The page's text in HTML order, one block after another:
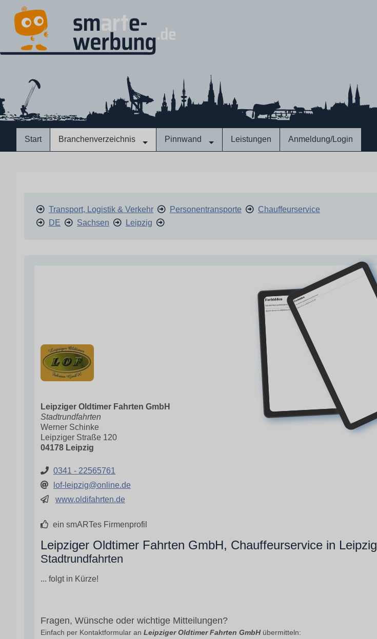
Start Branchenverzeichnis Pinnwand Leistungen Anmeldung/Login
Transport, Logistik & Verkehr Personentransporte
Chauffeurservice
DE
Sachsen Leipzig
Leipziger Oldtimer Fahrten GmbH
Stadtrundfahrten
Werner Schinke
Leipziger Straße 120
04178 Leipzig
0341 - 22565761
lof-leipzig@online.de
www.oldifahrten.de
ein smARTes Firmenprofil
Leipziger Oldtimer Fahrten GmbH, Chauffeurservice in Leipzig
Stadtrundfahrten
... folgt in Kürze!
Fragen, Wünsche oder wichtige Mitteilungen?
Einfach per Kontaktformular an Leipziger Oldtimer Fahrten GmbHübermitteln: